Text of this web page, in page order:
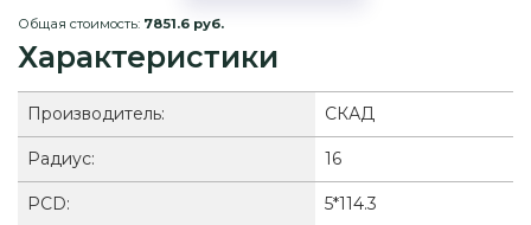
Общая стоимость: 7851.6 руб.
Характеристики
Производитель: СКАД
Радиус: 16
PCD: 5*114.3